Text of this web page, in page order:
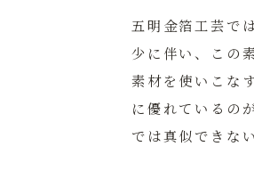
五明金箔工芸で
少に伴い、この
素材を使いこな
に優れているの
では真似できな